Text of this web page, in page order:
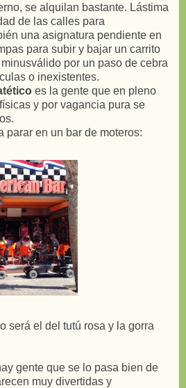
se alquilan bastante. Lástima
de las calles para
una asignatura pendiente en
para subir y bajar un carrito
por un paso de cebra
o inexistentes.
es la gente que en pleno
y por vagancia pura se
parar en un bar de moteros:
será el del tutú rosa y la gorra
gente que se lo pasa bien de
muy divertidas y